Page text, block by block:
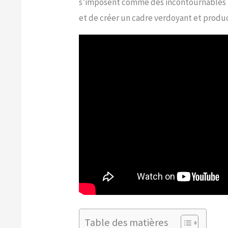
et de créer un cadre verdoyant et
Table des matières